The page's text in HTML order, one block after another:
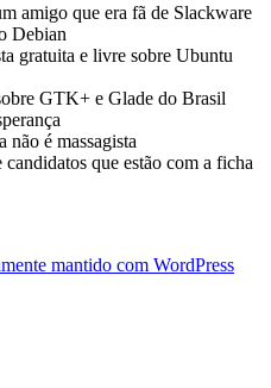
amigo que era fã de Slackware
Debian
gratuita e livre sobre Ubuntu
GTK+ e Glade do Brasil
não é massagista
candidatos que estão com a ficha
mantido com WordPress